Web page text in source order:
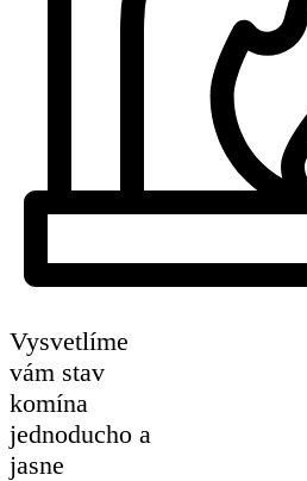
Vysvetlíme
vám stav
komína
jednoducho a
jasne